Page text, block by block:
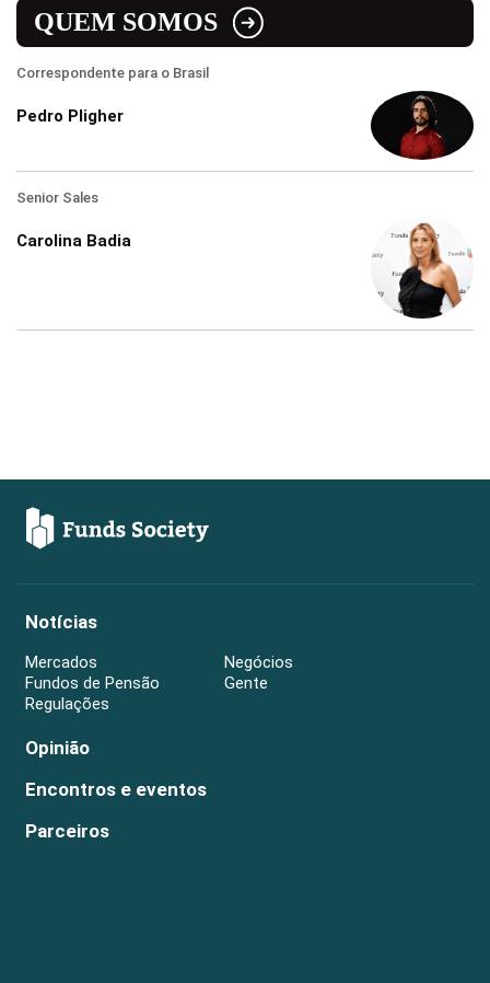
QUEM SOMOS
Correspondente para o Brasil
Pedro Pligher
Senior Sales
Carolina Badia
Notícias
Mercados
Negócios
Fundos de Pensão
Gente
Regulações
Opinião
Encontros e eventos
Parceiros